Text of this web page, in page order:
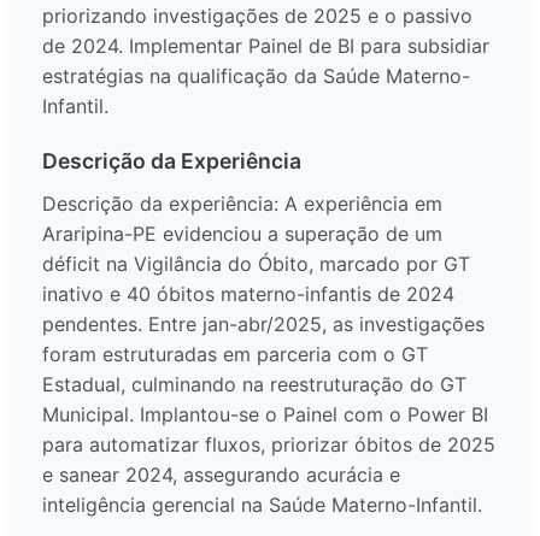
priorizando investigações de 2025 e o passivo
de 2024. Implementar Painel de BI para subsidiar
estratégias na qualificação da Saúde Materno-
Infantil.
Descrição da Experiência
Descrição da experiência: A experiência em
Araripina-PE evidenciou a superação de um
déficit na Vigilância do Óbito, marcado por GT
inativo e 40 óbitos materno-infantis de 2024
pendentes. Entre jan-abr/2025, as investigações
foram estruturadas em parceria com o GT
Estadual, culminando na reestruturação do GT
Municipal. Implantou-se o Painel com o Power BI
para automatizar fluxos, priorizar óbitos de 2025
e sanear 2024, assegurando acurácia e
inteligência gerencial na Saúde Materno-Infantil.